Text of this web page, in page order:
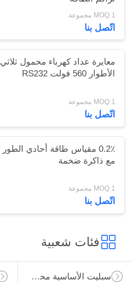
MOQ:1 مجموعة
اتّصل بنا
معايرة عداد كهرباء محمول ثلاثي
الأطوار 560 فولت RS232
MOQ:1 مجموعة
اتّصل بنا
0.2٪ مقياس طاقة أحادي الطور
مع ذاكرة ضخمة
MOQ:1 مجموعة
اتّصل بنا
فئات شعبية
سبليت الأساسية محول الحالي